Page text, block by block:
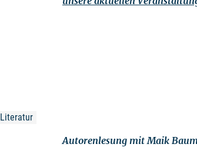
Literatur
Autorenlesung mit Maik